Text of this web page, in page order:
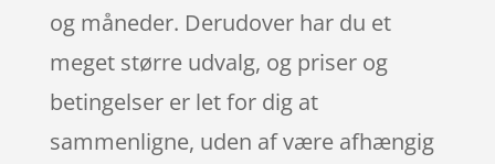
og måneder. Derudover har du et
meget større udvalg, og priser og
betingelser er let for dig at
sammenligne, uden af være afhængig